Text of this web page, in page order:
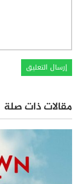
مقالات ذات صلة